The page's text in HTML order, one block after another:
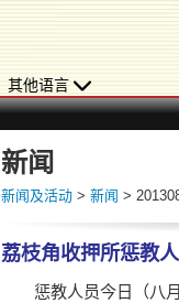
其他语言
新闻
新闻及活动 > 新闻 >
荔枝角收押所惩教
惩教人员今日（八月